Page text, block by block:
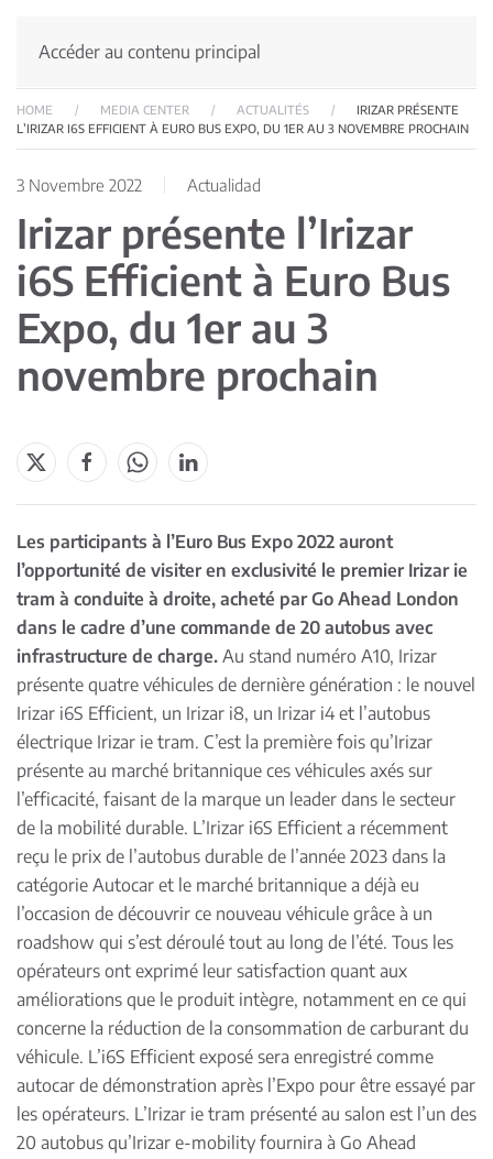
Accéder au contenu principal
HOME MEDIA CENTER ACTUALITÉS
IRIZAR PRÉSENTE
L’IRIZAR I6S EFFICIENT À EURO BUS EXPO, DU 1ER AU 3 NOVEMBRE PROCHAIN
3 Novembre 2022 Actualidad
Irizar présente l’Irizar
i6S Efficient à Euro Bus
Expo, du 1er au 3
novembre prochain
Les participants à l’Euro Bus Expo 2022 auront
l’opportunité de visiter en exclusivité le premier Irizar ie
tram à conduite à droite, acheté par Go Ahead London
dans le cadre d’une commande de 20 autobus avec
infrastructure de charge. Au stand numéro A10, Irizar
présente quatre véhicules de dernière génération : le nouvel
Irizar i6S Efficient, un Irizar i8, un Irizar i4 et l’autobus
électrique Irizar ie tram. C’est la première fois qu’Irizar
présente au marché britannique ces véhicules axés sur
l’efficacité, faisant de la marque un leader dans le secteur
de la mobilité durable. L’Irizar i6S Efficient a récemment
reçu le prix de l’autobus durable de l’année 2023 dans la
catégorie Autocar et le marché britannique a déjà eu
l’occasion de découvrir ce nouveau véhicule grâce à un
roadshow qui s’est déroulé tout au long de l’été. Tous les
opérateurs ont exprimé leur satisfaction quant aux
améliorations que le produit intègre, notamment en ce qui
concerne la réduction de la consommation de carburant du
véhicule. L’i6S Efficient exposé sera enregistré comme
autocar de démonstration après l’Expo pour être essayé par
les opérateurs. L’Irizar ie tram présenté au salon est l’un des
20 autobus qu’Irizar e-mobility fournira à Go Ahead